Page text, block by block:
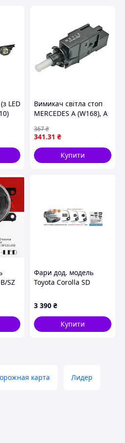
LED
Вимикач світла стоп
MERCEDES A (W168), A
TOURER (W245), C
(CL203), C T-MODEL
(S203), C (W203), M
(W163), SPRINTER
341.31 ₴
367₴
Купити
SZ
Фари дод. модель
Toyota Corolla SD
1/LED-
12V6W6W/Hакладки/
ел.проводка
3 390 ₴
Купити
карта Лидер